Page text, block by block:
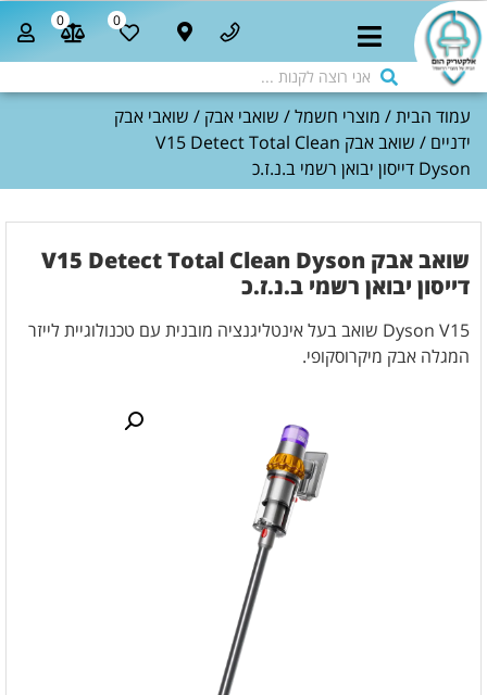
0
0
עמוד הבית/ מוצרי חשמל/ שואבי אבק / שואבי אבק
ידניים
/ שואב אבק V15 Detect Total Clean
Dyson דייסון יבואן רשמי ב.נ.ז.כ
שואב אבק V15 Detect Total Clean Dyson
דייסון יבואן רשמי ב.נ.ז.כ
Dyson V15 שואב בעל אינטליגנציה מובנית עם טכנולוגיית לייזר
המגלה אבק מיקרוסקופי.